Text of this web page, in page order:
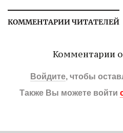
КОММЕНТАРИИ ЧИТАТЕЛЕЙ
Комментарии
Войдите, чтобы
Также Вы можете войти